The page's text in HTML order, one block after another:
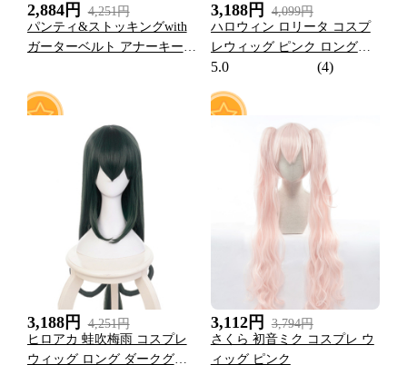
2,884円
4,251円
パンティ&ストッキングwith
ガーターベルト アナーキー・
3,188円
4,099円
ハロウィン ロリータ コスプ
レウィッグ ピンク ロングウ
ェーブ カーリー ウィッグ
5.0 (4)
3,188円
4,251円
ヒロアカ 蛙吹梅雨 コスプレ
ウィッグ ロング ダークグリ
3,112円
3,794円
さくら 初音ミク コスプレ ウ
ィッグ ピンク